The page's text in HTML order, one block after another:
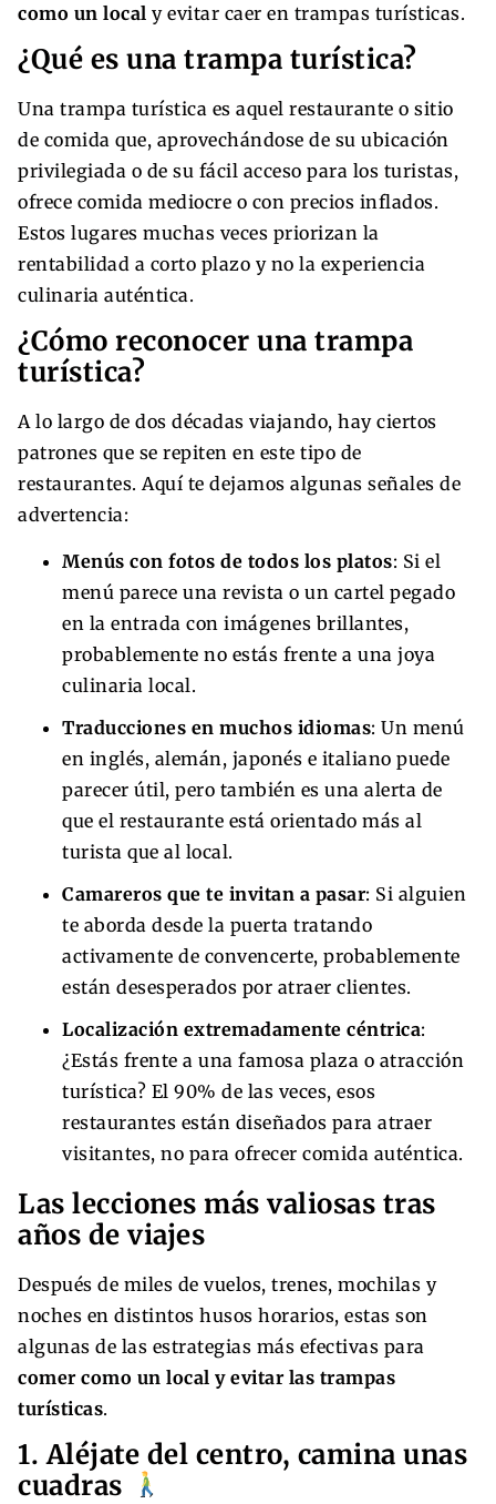
como un local y evitar caer en trampas turísticas.
¿Qué es una trampa turística?
Una trampa turística es aquel restaurante o sitio
de comida que, aprovechándose de su ubicación
privilegiada o de su fácil acceso para los turistas,
ofrece comida mediocre o con precios inflados.
Estos lugares muchas veces priorizan la
rentabilidad a corto plazo y no la experiencia
culinaria auténtica.
¿Cómo reconocer una trampa
turística?
A lo largo de dos décadas viajando, hay ciertos
patrones que se repiten en este tipo de
restaurantes. Aquí te dejamos algunas señales de
advertencia:
Menús con fotos de todos los platos: Si el
menú parece una revista o un cartel pegado
en la entrada con imágenes brillantes,
probablemente no estás frente a una joya
culinaria local.
Traducciones en muchos idiomas: Un menú
en inglés, alemán, japonés e italiano puede
parecer útil, pero también es una alerta de
que el restaurante está orientado más al
turista que al local.
Camareros que te invitan a pasar: Si alguien
te aborda desde la puerta tratando
activamente de convencerte, probablemente
están desesperados por atraer clientes.
Localización extremadamente céntrica:
¿Estás frente a una famosa plaza o atracción
turística? El 90% de las veces, esos
restaurantes están diseñados para atraer
visitantes, no para ofrecer comida auténtica.
Las lecciones más valiosas tras
años de viajes
Después de miles de vuelos, trenes, mochilas y
noches en distintos husos horarios, estas son
algunas de las estrategias más efectivas para
comer como un local y evitar las trampas
turísticas.
1. Aléjate del centro, camina unas
cuadras